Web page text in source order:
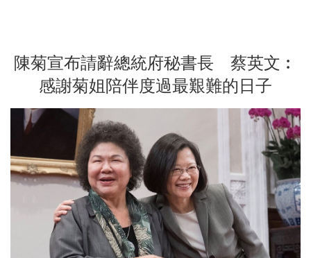
陳菊宣布請辭總統府秘書長 蔡英文︰
感謝菊姐陪伴度過最艱難的日子